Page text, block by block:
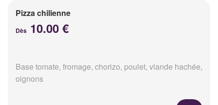
Pizza chilienne
Dès 10.00 €
Base tomate, fromage, chorizo, poulet, viande hachée,
oignons